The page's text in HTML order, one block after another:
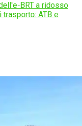
BRT a ridosso
ATB e